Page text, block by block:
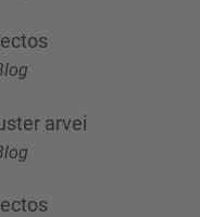
arvei